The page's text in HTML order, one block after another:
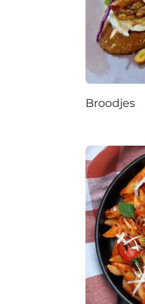
Broodjes